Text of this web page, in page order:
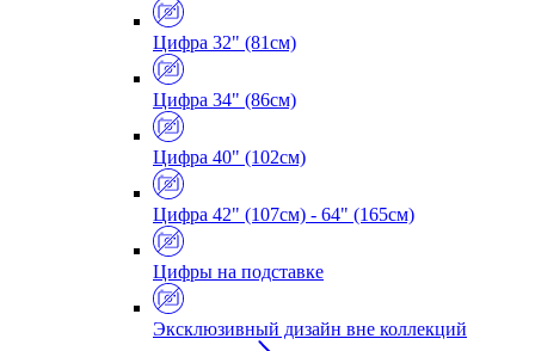
Цифра 32" (81см)
Цифра 34" (86см)
Цифра 40" (102см)
Цифра 42" (107см) - 64" (165см)
Цифры на подставке
Эксклюзивный дизайн вне коллекций